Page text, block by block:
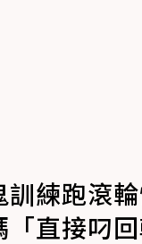
訓練跑滾
直接叼回